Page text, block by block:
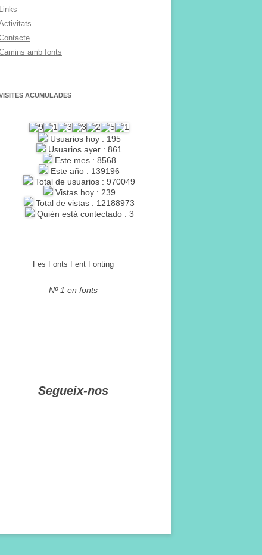
Links
amb fonts
ACUMULADES
Usuarios hoy : 195
Usuarios ayer : 861
Este mes : 8568
Este año : 139196
Total de usuarios : 970049
Vistas hoy : 239
Total de vistas : 12188973
Quién está contectado : 3
Fes Fonts Fent Fonting
Nº 1 en fonts
Segueix-nos